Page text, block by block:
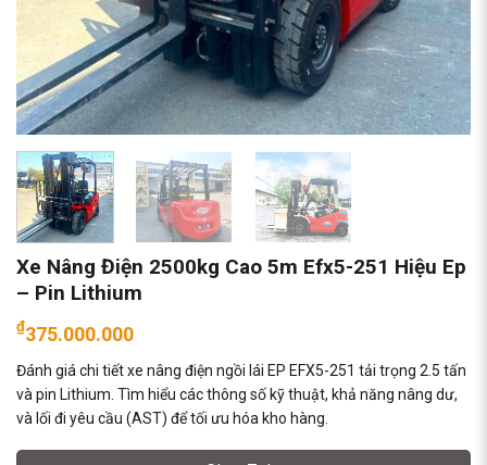
Xe Nâng Điện 2500kg Cao 5m Efx5-251 Hiệu Ep
– Pin Lithium
₫375.000.000
Đánh giá chi tiết xe nâng điện ngồi lái EP EFX5-251 tải trọng 2.5 tấn
và pin Lithium. Tìm hiểu các thông số kỹ thuật, khả năng nâng dư,
và lối đi yêu cầu (AST) để tối ưu hóa kho hàng.